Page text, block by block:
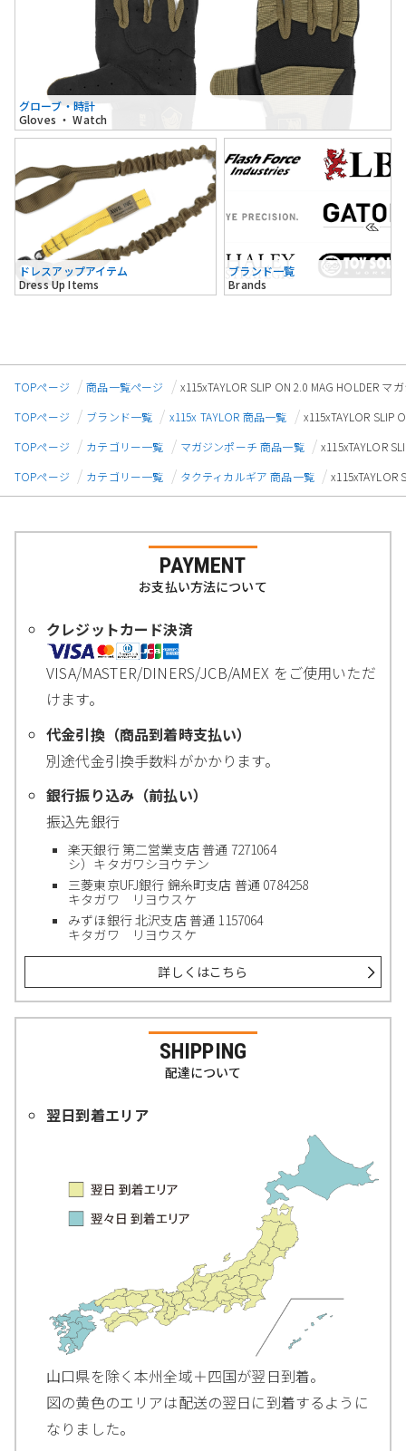
グローブ・時計
Gloves ・ Watch
ドレスアップアイテム
Dress Up Items
ブランド一覧
Brands
TOPページ 商品一覧ページ
x115xTAYLOR SLIP ON 2.0 MAG HOLDER
TOPページ
ブランド一覧 x115x TAYLOR 商品一覧
x115xTAYLOR SLIP
TOPページ
カテゴリー一覧 マガジンポーチ 商品一覧
x115xTAYLOR
TOPページ
カテゴリー一覧 タクティカルギア 商品一覧 x115xTAYLOR
PAYMENT
お支払い方法について
クレジットカード決済
VISA/MASTER/DINERS/JCB/AMEX をご使用いただ
けます。
代金引換（商品到着時支払い）
別途代金引換手数料がかかります。
銀行振り込み（前払い）
振込先銀行
楽天銀行 第二営業支店 普通 7271064
シ）キタガワシヨウテン
三菱東京UFJ銀行 錦糸町支店 普通 0784258
キタガワ リヨウスケ
みずほ銀行 北沢支店 普通 1157064
キタガワ リヨウスケ
詳しくはこちら
SHIPPING
配達について
翌日到着エリア
山口県を除く本州全域＋四国が翌日到着。
図の黄色のエリアは配送の翌日に到着するように
なりました。